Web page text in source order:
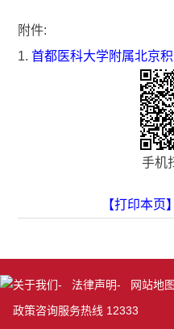
附件:
1.首都医科大学附属北京
手机
【打印本页】
关于我们- 法律声明- 网站地图
政策咨询服务热线 12333